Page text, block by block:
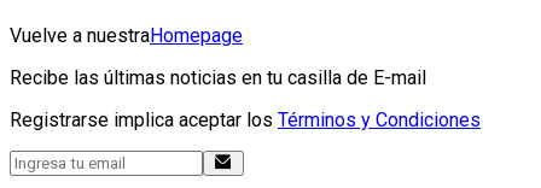
Vuelve a nuestraHomepage
Recibe las últimas noticias en tu casilla de E-mail
Registrarse implica aceptar los Términos y Condiciones